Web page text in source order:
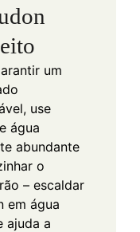
um
use
água
abundante
o
– escaldar
em água
ajuda a